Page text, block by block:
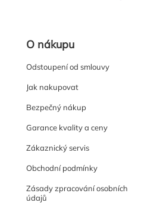
O nákupu
Odstoupení od smlouvy
Jak nakupovat
Bezpečný nákup
Garance kvality a ceny
Zákaznický servis
Obchodní podmínky
Zásady zpracování osobních
údajů